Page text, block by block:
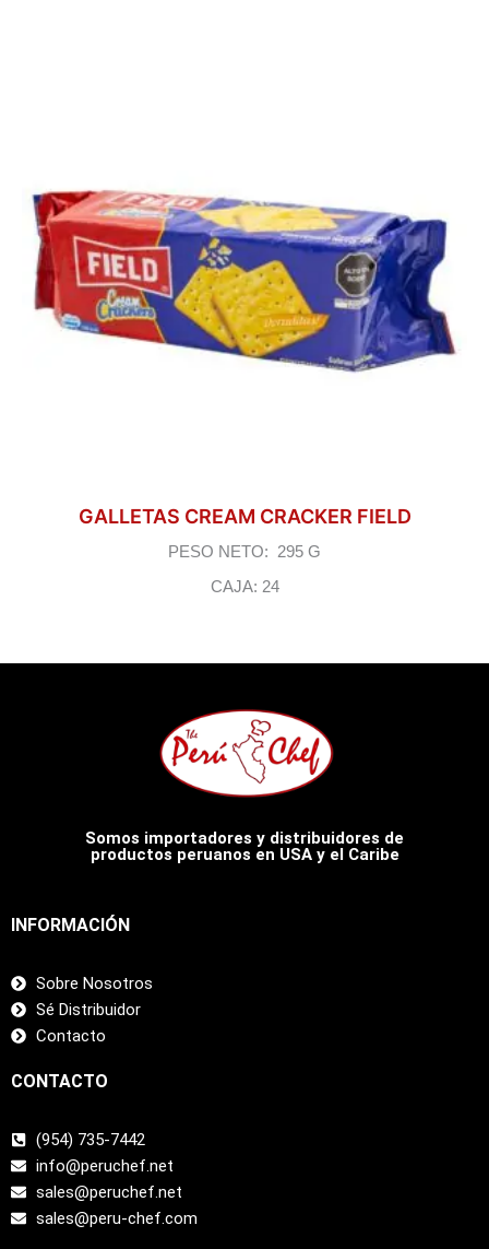
GALLETAS CREAM CRACKER FIELD
PESO NETO: 295 G
CAJA: 24
Somos importadores y distribuidores de
productos peruanos en USA y el Caribe
INFORMACIÓN
Sobre Nosotros
Sé Distribuidor
Contacto
CONTACTO
(954) 735-7442
info@peruchef.net
sales@peruchef.net
sales@peru-chef.com